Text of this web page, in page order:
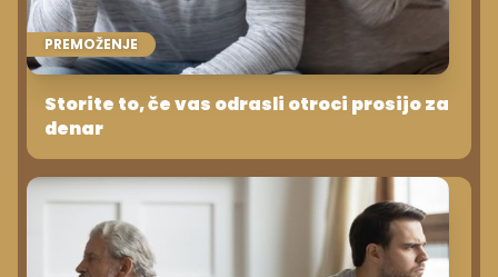
PREMOŽENJE
Storite to, če vas odrasli otroci prosijo za
denar